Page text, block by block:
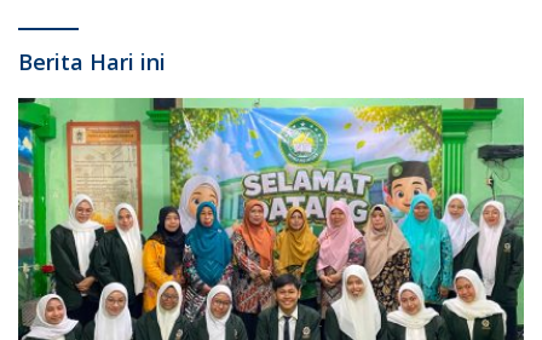
Berita Hari ini